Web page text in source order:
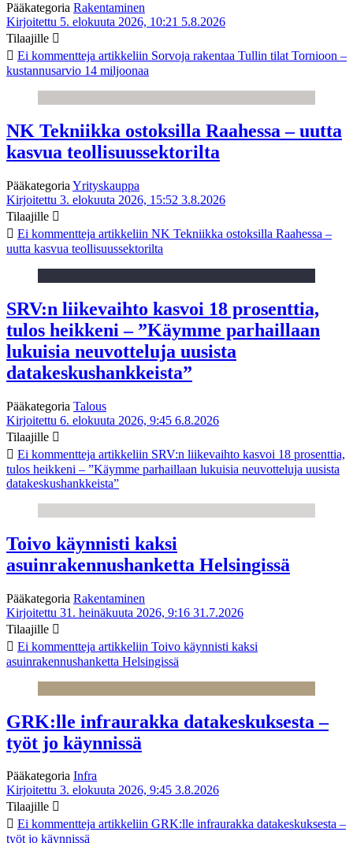
Pääkategoria Rakentaminen
Kirjoitettu 5. elokuuta 2026, 10:21 5.8.2026
Tilaajille
Ei kommentteja artikkeliin Sorvoja rakentaa Tullin tilat Tornioon –
kustannusarvio 14 miljoonaa
NK Tekniikka ostoksilla Raahessa – uutta
kasvua teollisuussektorilta
Pääkategoria Yrityskauppa
Kirjoitettu 3. elokuuta 2026, 15:52 3.8.2026
Tilaajille
Ei kommentteja artikkeliin NK Tekniikka ostoksilla Raahessa –
uutta kasvua teollisuussektorilta
SRV:n liikevaihto kasvoi 18 prosenttia,
tulos heikkeni – ”Käymme parhaillaan
lukuisia neuvotteluja uusista
datakeskushankkeista”
Pääkategoria Talous
Kirjoitettu 6. elokuuta 2026, 9:45 6.8.2026
Tilaajille
Ei kommentteja artikkeliin SRV:n liikevaihto kasvoi 18 prosenttia,
tulos heikkeni – ”Käymme parhaillaan lukuisia neuvotteluja uusista
datakeskushankkeista”
Toivo käynnisti kaksi
asuinrakennushanketta Helsingissä
Pääkategoria Rakentaminen
Kirjoitettu 31. heinäkuuta 2026, 9:16 31.7.2026
Tilaajille
Ei kommentteja artikkeliin Toivo käynnisti kaksi
asuinrakennushanketta Helsingissä
GRK:lle infraurakka datakeskuksesta –
työt jo käynnissä
Pääkategoria Infra
Kirjoitettu 3. elokuuta 2026, 9:45 3.8.2026
Tilaajille
Ei kommentteja artikkeliin GRK:lle infraurakka datakeskuksesta –
työt jo käynnissä